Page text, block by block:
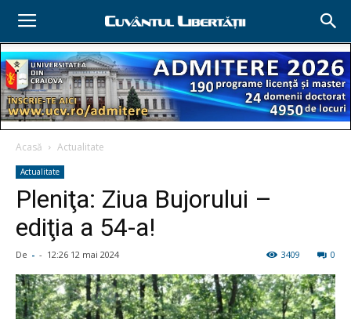
Acasă Actualitate
Actualitate
Pleniţa: Ziua Bujorului –
ediţia a 54-a!
De - - 12:26 12 mai 2024 0
3409